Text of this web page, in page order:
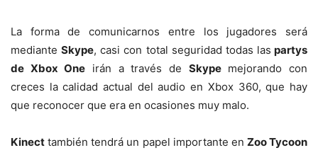
La forma de comunicarnos entre los jugadores será
medianteSkype, casi con total seguridad todas las partys
de Xbox One irán a través de Skypemejorando con
creces la calidad actual del audio en Xbox 360, que hay
que reconocer que era en ocasiones muy malo.
Kinect también tendrá un papel importante en Zoo Tycoon